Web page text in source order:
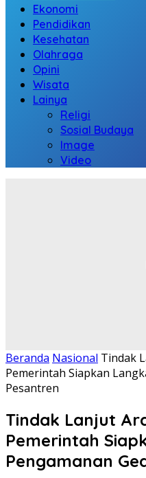
Ekonomi
Pendidikan
Kesehatan
Olahraga
Opini
Wisata
Lainya
Religi
Sosial Budaya
Image
Video
Beranda Nasional Tindak
Pemerintah Siapkan
Pesantren
Tindak Lanjut
Pemerintah
Pengamanan